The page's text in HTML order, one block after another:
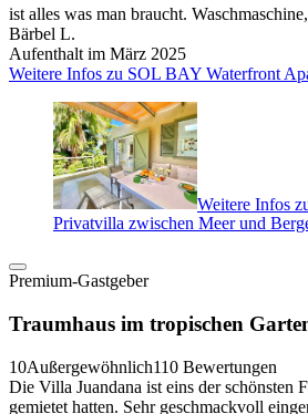
ist alles was man braucht.
Bärbel L.
Aufenthalt im März 2025
Weitere Infos zu SOL BAY Waterfront
Weitere Infos
Privatvilla zwischen Meer und
Premium-Gastgeber
Traumhaus im tropischen
10Außergewöhnlich110 Bewertungen
Die Villa Juandana ist eins der schönsten
gemietet hatten. Sehr geschmackvoll